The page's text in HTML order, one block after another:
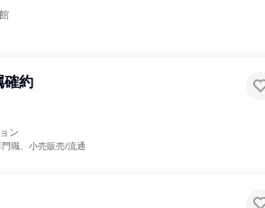
確約
ン
職、小売販売/流通